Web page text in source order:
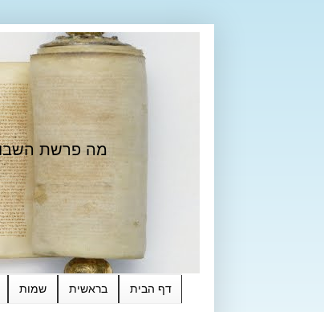
מה פרשת
דף הבית בראשית שמות